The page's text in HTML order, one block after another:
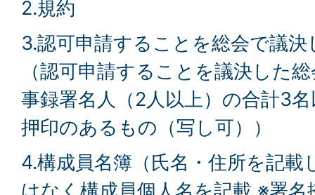
2.規約
3.認可申請することを総会で議
（認可申請することを議決した
事録署名人（2人以上）の合計3
押印のあるもの（写し可））
4.構成員名簿（氏名・住所を記載